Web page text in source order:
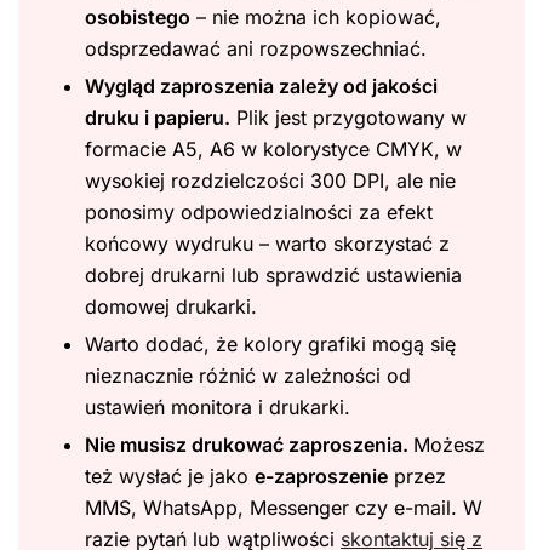
osobistego – nie można ich kopiować,
odsprzedawać ani rozpowszechniać.
Wygląd zaproszenia zależy od jakości
druku i papieru. Plik jest przygotowany w
formacie A5, A6 w kolorystyce CMYK, w
wysokiej rozdzielczości 300 DPI, ale nie
ponosimy odpowiedzialności za efekt
końcowy wydruku – warto skorzystać z
dobrej drukarni lub sprawdzić ustawienia
domowej drukarki.
Warto dodać, że kolory grafiki mogą się
nieznacznie różnić w zależności od
ustawień monitora i drukarki.
Nie musisz drukować zaproszenia. Możesz
też wysłać je jako e-zaproszenie przez
MMS, WhatsApp, Messenger czy e-mail. W
razie pytań lub wątpliwości skontaktuj się z